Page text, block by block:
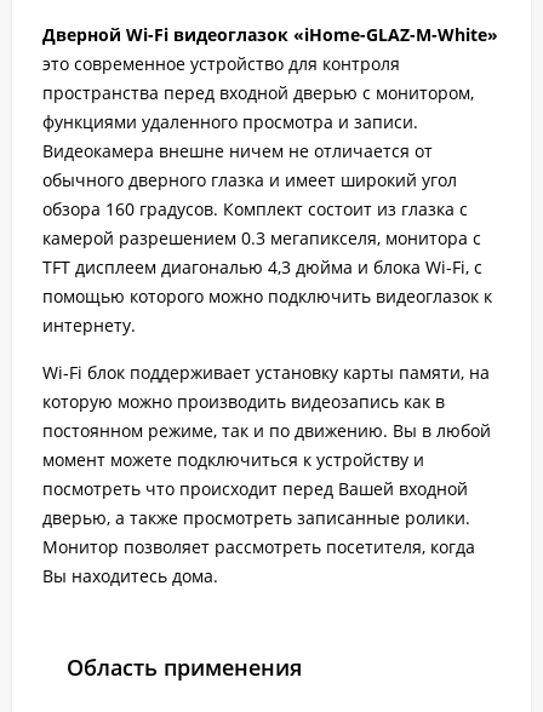
Дверной Wi-Fi видеоглазок «iHome-GLAZ-М-White»
это современное устройство для контроля
пространства перед входной дверью с монитором,
функциями удаленного просмотра и записи.
Видеокамера внешне ничем не отличается от
обычного дверного глазка и имеет широкий угол
обзора 160 градусов. Комплект состоит из глазка с
камерой разрешением 0.3 мегапикселя, монитора с
TFT дисплеем диагональю 4,3 дюйма и блока Wi-Fi, с
помощью которого можно подключить видеоглазок к
интернету.
Wi-Fi блок поддерживает установку карты памяти, на
которую можно производить видеозапись как в
постоянном режиме, так и по движению. Вы в любой
момент можете подключиться к устройству и
посмотреть что происходит перед Вашей входной
дверью, а также просмотреть записанные ролики.
Монитор позволяет рассмотреть посетителя, когда
Вы находитесь дома.
Область применения